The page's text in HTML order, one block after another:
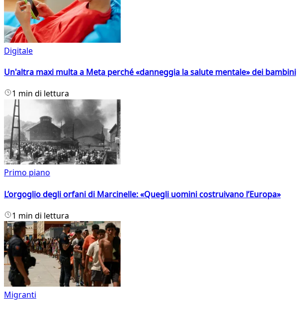
Digitale
Un'altra maxi multa a Meta perché «danneggia la salute mentale» dei bambini
1 min di lettura
Primo piano
L’orgoglio degli orfani di Marcinelle: «Quegli uomini costruivano l’Europa»
1 min di lettura
Migranti